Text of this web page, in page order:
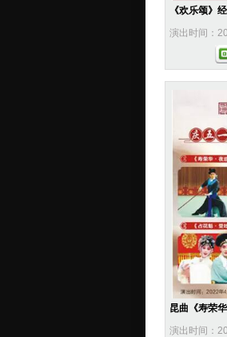
《欢乐颂》
演出时间：
昆曲《寿荣
演出时间：